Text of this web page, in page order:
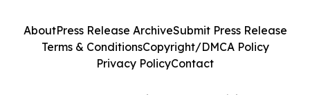
AboutPress Release ArchiveSubmit Press Release
Terms & ConditionsCopyright/DMCA Policy
Privacy PolicyContact